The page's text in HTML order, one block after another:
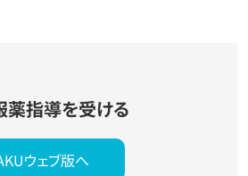
薬指導を受ける
ウェブ版へ